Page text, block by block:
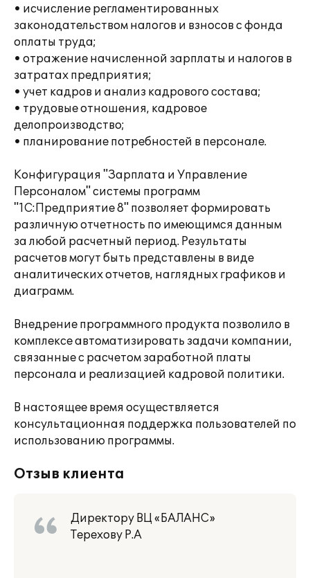
• исчисление регламентированных
законодательством налогов и взносов с фонда
оплаты труда;
• отражение начисленной зарплаты и налогов в
затратах предприятия;
• учет кадров и анализ кадрового состава;
• трудовые отношения, кадровое
делопроизводство;
• планирование потребностей в персонале.
Конфигурация "Зарплата и Управление
Персоналом" системы программ
"1С:Предприятие 8" позволяет формировать
различную отчетность по имеющимся данным
за любой расчетный период. Результаты
расчетов могут быть представлены в виде
аналитических отчетов, наглядных графиков и
диаграмм.
Внедрение программного продукта позволило в
комплексе автоматизировать задачи компании,
связанные с расчетом заработной платы
персонала и реализацией кадровой политики.
В настоящее время осуществляется
консультационная поддержка пользователей по
использованию программы.
Отзыв клиента
Директору ВЦ «БАЛАНС»
Терехову Р.А